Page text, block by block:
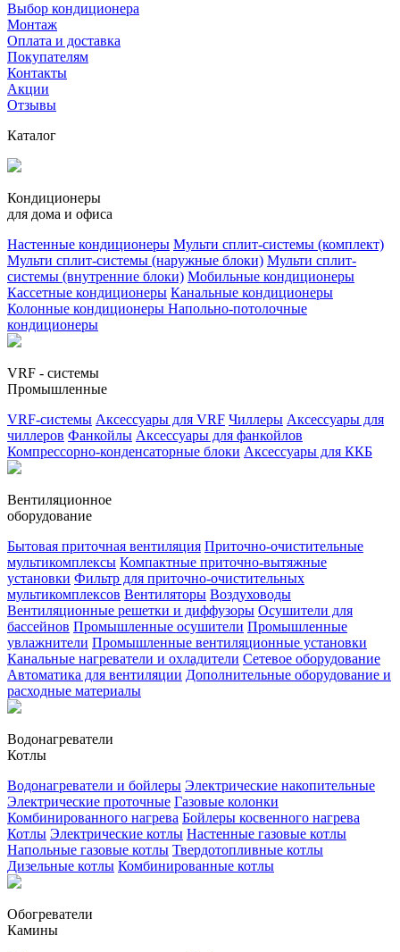
Выбор кондиционера
Монтаж
Оплата и доставка
Покупателям
Контакты
Акции
Отзывы
Каталог
Кондиционеры
для дома и офиса
Настенные кондиционеры Мульти сплит-системы (комплект)
Мульти сплит-системы (наружные блоки) Мульти сплит-
системы (внутренние блоки) Мобильные кондиционеры
Кассетные кондиционеры Канальные кондиционеры
Колонные кондиционеры Напольно-потолочные
кондиционеры
VRF - системы
Промышленные
VRF-системы Аксессуары для VRF Чиллеры Аксессуары для
чиллеров Фанкойлы Аксессуары для фанкойлов
Компрессорно-конденсаторные блоки Аксессуары для ККБ
Вентиляционное
оборудование
Бытовая приточная вентиляция Приточно-очистительные
мультикомплексы Компактные приточно-вытяжные
установки Фильтр для приточно-очистительных
мультикомплексов Вентиляторы Воздуховоды
Вентиляционные решетки и диффузоры Осушители для
бассейнов Промышленные осушители Промышленные
увлажнители Промышленные вентиляционные установки
Канальные нагреватели и охладители Сетевое оборудование
Автоматика для вентиляции Дополнительные оборудование и
расходные материалы
Водонагреватели
Котлы
Водонагреватели и бойлеры Электрические накопительные
Электрические проточные Газовые колонки
Комбинированного нагрева Бойлеры косвенного нагрева
Котлы Электрические котлы Настенные газовые котлы
Напольные газовые котлы Твердотопливные котлы
Дизельные котлы Комбинированные котлы
Обогреватели
Камины